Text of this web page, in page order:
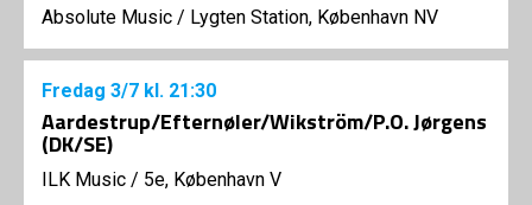
Absolute Music / Lygten Station, København NV
Fredag 3/7 kl. 21:30
Aardestrup/Efternøler/Wikström/P.O. Jørgens
(DK/SE)
ILK Music / 5e, København V